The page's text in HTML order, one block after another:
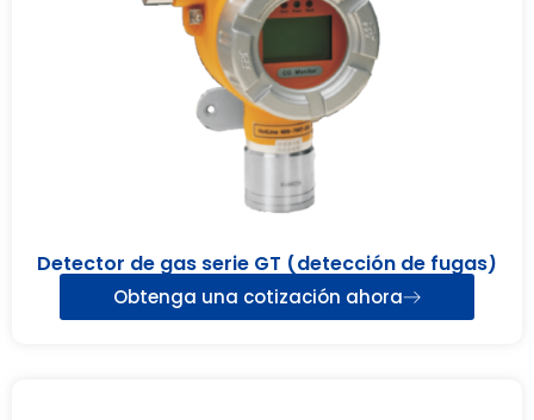
Detector de gas serie GT (detección de fugas)
Obtenga una cotización ahora